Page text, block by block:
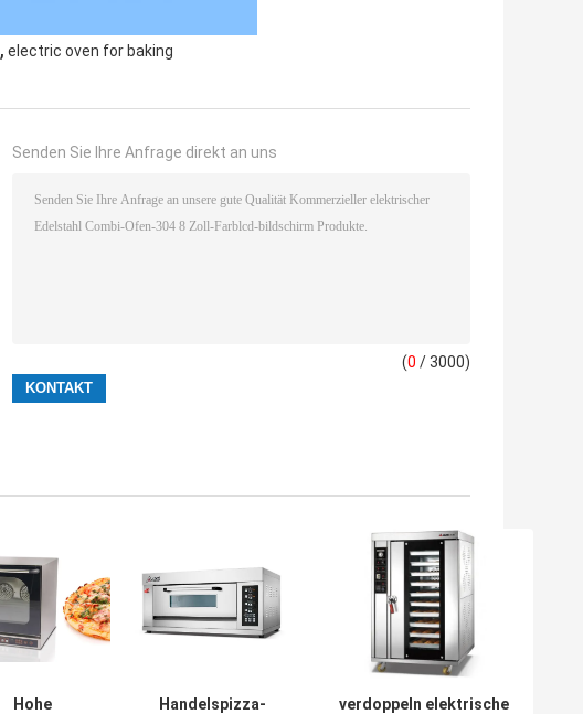
, electric oven for baking
Senden Sie Ihre Anfrage direkt an uns
(0 / 3000)
Hohe Handelspizza- verdoppeln elektrische